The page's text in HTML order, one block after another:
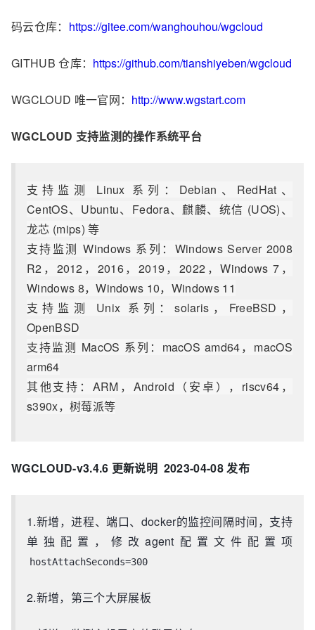
码云仓库： https://gitee.com/wanghouhou/wgcloud
GITHUB 仓库： https://github.com/tianshiyeben/wgcloud
WGCLOUD 唯一官网： http://www.wgstart.com
WGCLOUD 支持监测的操作系统平台
支持监测 Linux 系列：Debian、RedHat、
CentOS、Ubuntu、Fedora、麒麟、统信 (UOS)、
龙芯 (mips) 等
支持监测 Windows 系列：Windows Server 2008
R2，2012，2016，2019，2022，Windows 7，
Windows 8，Windows 10，Windows 11
支持监测 Unix 系列：solaris，FreeBSD，
OpenBSD
支持监测 MacOS 系列：macOS amd64，macOS
arm64
其他支持：ARM，Android（安卓），riscv64，
s390x，树莓派等
WGCLOUD-v3.4.6 更新说明 2023-04-08 发布
1.新增，进程、端口、docker的监控间隔时间，支持
单独配置，修改agent配置文件配置项
hostAttachSeconds=300
2.新增，第三个大屏展板